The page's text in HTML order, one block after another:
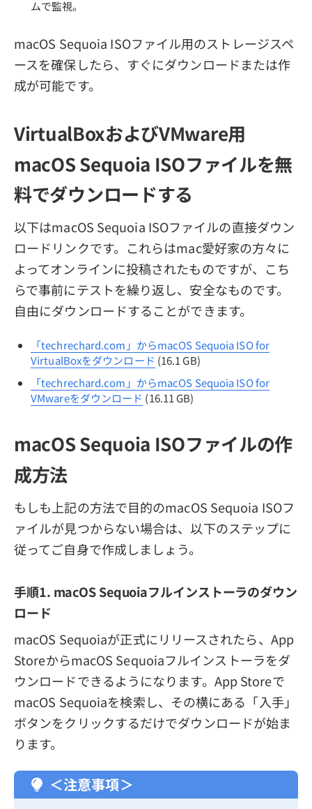
ムで監視。
macOS Sequoia ISOファイル用のストレージスペ
ースを確保したら、すぐにダウンロードまたは作
成が可能です。
VirtualBoxおよびVMware用
macOS Sequoia ISOファイルを無
料でダウンロードする
以下はmacOS Sequoia ISOファイルの直接ダウン
ロードリンクです。これらはmac愛好家の方々に
よってオンラインに投稿されたものですが、こち
らで事前にテストを繰り返し、安全なものです。
自由にダウンロードすることができます。
「techrechard.com」からmacOS Sequoia ISO for
VirtualBoxをダウンロード (16.1 GB)
「techrechard.com」からmacOS Sequoia ISO for
VMwareをダウンロード (16.11 GB)
macOS Sequoia ISOファイルの作
成方法
もしも上記の方法で目的のmacOS Sequoia ISOフ
ァイルが見つからない場合は、以下のステップに
従ってご自身で作成しましょう。
手順1. macOS Sequoiaフルインストーラのダウン
ロード
macOS Sequoiaが正式にリリースされたら、App
StoreからmacOS Sequoiaフルインストーラをダ
ウンロードできるようになります。App Storeで
macOS Sequoiaを検索し、その横にある「入手」
ボタンをクリックするだけでダウンロードが始ま
ります。
＜注意事項＞